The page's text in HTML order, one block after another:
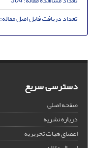
تعداد دریافت فایل اصل مقاله:
دسترسی سریع
صفحه اصلی
درباره نشریه
اعضای هیات تحریریه